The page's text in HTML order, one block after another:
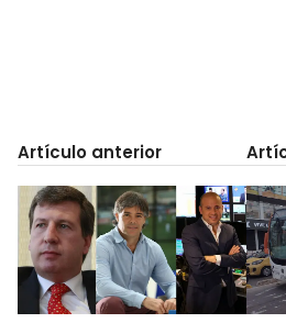
Artículo anterior